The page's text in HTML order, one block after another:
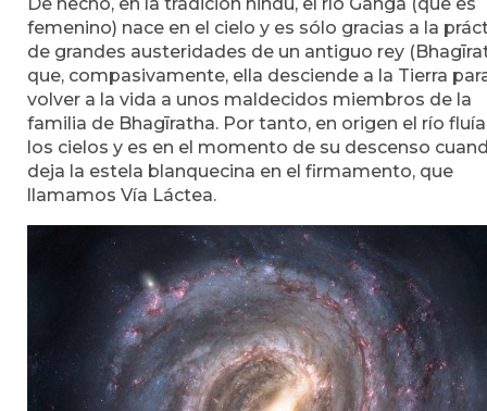
femenino) nace en el cielo y es sólo gracias a la
de grandes austeridades de un antiguo rey
que, compasivamente, ella desciende a la Tierra
volver a la vida a unos maldecidos miembros de la
familia de Bhagīratha. Por tanto, en origen el río
los cielos y es en el momento de su descenso
deja la estela blanquecina en el firmamento, que
llamamos Vía Láctea.